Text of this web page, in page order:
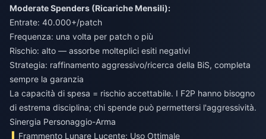
Moderate Spenders (Ricariche Mensili):
Entrate: 40.000+/patch
Frequenza: una volta per patch o più
Rischio: alto — assorbe molteplici esiti negativi
Strategia: raffinamento aggressivo/ricerca della BiS, completa
sempre la garanzia
La capacità di spesa = rischio accettabile. I F2P hanno bisogno
di estrema disciplina; chi spende può permettersi l'aggressività.
Sinergia Personaggio-Arma
Frammento Lunare Lucente: Uso Ottimale